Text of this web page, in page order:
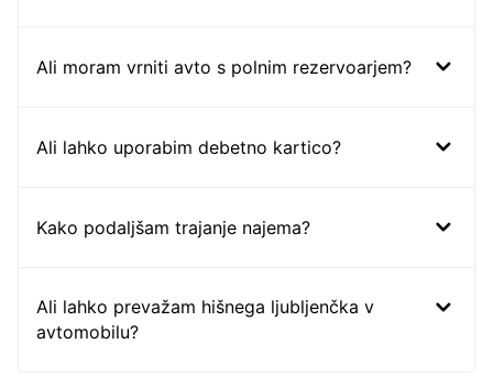
Ali moram vrniti avto s polnim rezervoarjem?
Ali lahko uporabim debetno kartico?
Kako podaljšam trajanje najema?
Ali lahko prevažam hišnega ljubljenčka v
avtomobilu?